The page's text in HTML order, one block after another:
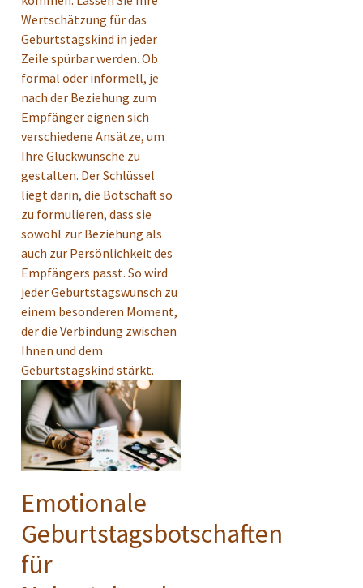
Wertschätzung für das
Geburtstagskind in jeder
Zeile spürbar werden. Ob
formal oder informell, je
nach der Beziehung zum
Empfänger eignen sich
verschiedene Ansätze, um
Ihre Glückwünsche zu
gestalten. Der Schlüssel
liegt darin, die Botschaft so
zu formulieren, dass sie
sowohl zur Beziehung als
auch zur Persönlichkeit des
Empfängers passt. So wird
jeder Geburtstagswunsch zu
einem besonderen Moment,
der die Verbindung zwischen
Ihnen und dem
Geburtstagskind stärkt.
Emotionale
Geburtstagsbotschaften
für